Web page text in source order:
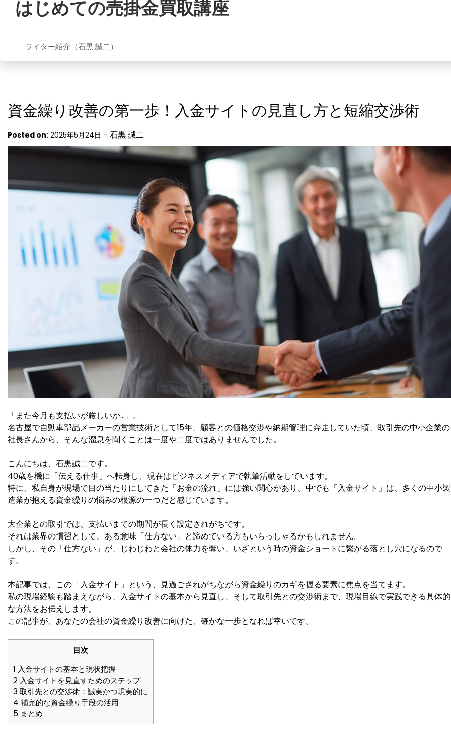
contentはじめての売掛金買取講座
ライター紹介（石黒 誠二）
資金繰り改善の第一歩！入金サイトの見直し方と短縮交渉術
Posted on: 2025年5月24日 - 石黒 誠二
「また今月も支払いが厳しいか…」。
名古屋で自動車部品メーカーの営業技術として15年、顧客との価格交渉や納期管理に奔走していた頃、取引先の中小企業の
社長さんから、そんな溜息を聞くことは一度や二度ではありませんでした。
こんにちは、石黒誠二です。
40歳を機に「伝える仕事」へ転身し、現在はビジネスメディアで執筆活動をしています。
特に、私自身が現場で目の当たりにしてきた「お金の流れ」には強い関心があり、中でも「入金サイト」は、多くの中小製
造業が抱える資金繰りの悩みの根源の一つだと感じています。
大企業との取引では、支払いまでの期間が長く設定されがちです。
それは業界の慣習として、ある意味「仕方ない」と諦めている方もいらっしゃるかもしれません。
しかし、その「仕方ない」が、じわじわと会社の体力を奪い、いざという時の資金ショートに繋がる落とし穴になるので
す。
本記事では、この「入金サイト」という、見過ごされがちながら資金繰りのカギを握る要素に焦点を当てます。
私の現場経験も踏まえながら、入金サイトの基本から見直し、そして取引先との交渉術まで、現場目線で実践できる具体的
な方法をお伝えします。
この記事が、あなたの会社の資金繰り改善に向けた、確かな一歩となれば幸いです。
目次
1 入金サイトの基本と現状把握
2 入金サイトを見直すためのステップ
3 取引先との交渉術：誠実かつ現実的に
4 補完的な資金繰り手段の活用
5 まとめ